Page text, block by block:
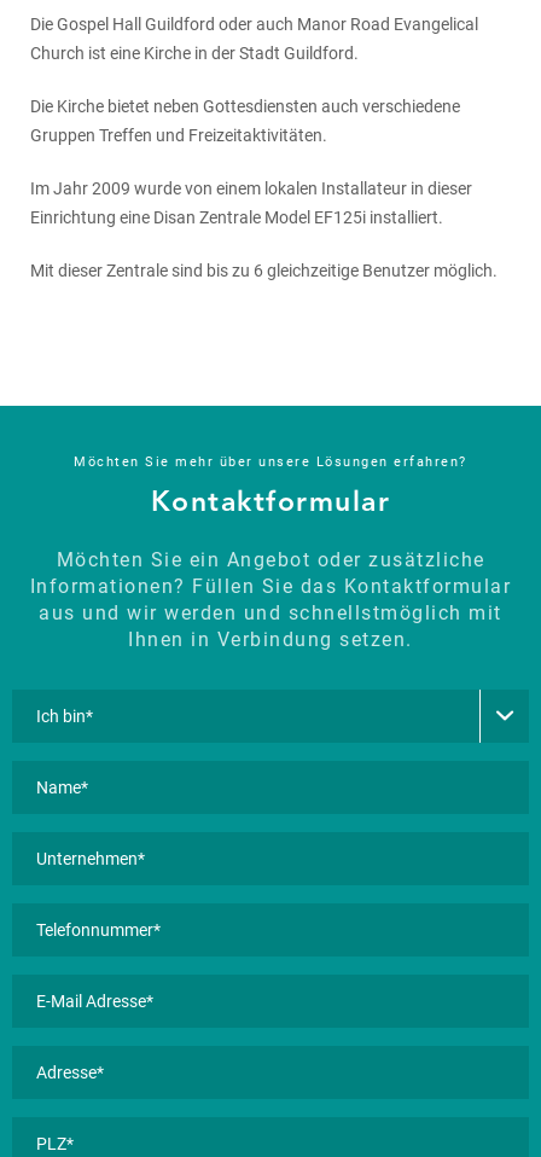
Die Gospel Hall Guildford oder auch Manor Road Evangelical
Church ist eine Kirche in der Stadt Guildford.
Die Kirche bietet neben Gottesdiensten auch verschiedene
Gruppen Treffen und Freizeitaktivitäten.
Im Jahr 2009 wurde von einem lokalen Installateur in dieser
Einrichtung eine Disan Zentrale Model EF125i installiert.
Mit dieser Zentrale sind bis zu 6 gleichzeitige Benutzer möglich.
Möchten Sie mehr über unsere Lösungen erfahren?
Kontaktformular
Möchten Sie ein Angebot oder zusätzliche
Informationen? Füllen Sie das Kontaktformular
aus und wir werden und schnellstmöglich mit
Ihnen in Verbindung setzen.